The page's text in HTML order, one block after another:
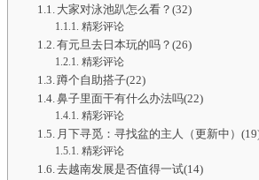
大家对泳池趴怎么看？(32)
精彩评论
有元旦去日本玩的吗？(26)
精彩评论
蹲个自助搭子(22)
鼻子里面干有什么办法吗(22)
精彩评论
月下寻觅：寻找盆的主人（更新中）
精彩评论
去越南发展是否值得一试(14)